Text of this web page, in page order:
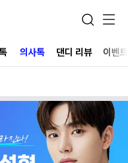
의사톡 댄디 리뷰 이벤트